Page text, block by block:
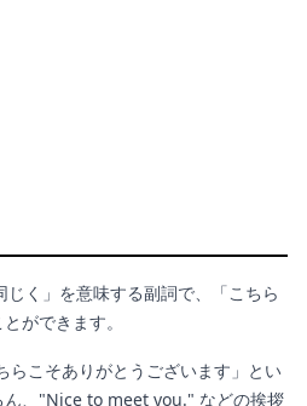
く」を意味する副詞で、「こちら
ができます。
こそありがとうございます」とい
ん、"Nice to meet you." などの挨拶